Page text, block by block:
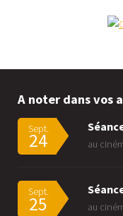
A noter dans vos
Sept.
24 au
Sept.
25 au